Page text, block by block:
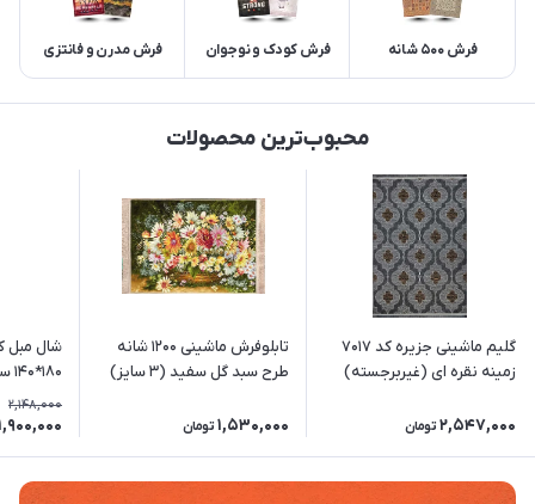
فرش 500 شانه فرش کودک و نوجوان فرش مدرن و فانتزی
محبوب‌ترین محصولات
گلیم ماشینی جزیره کد 7017
زمینه نقره ای (غیربرجسته)
2,547,000 تومان
تابلوفرش ماشینی 1200 شانه
طرح سبد گل سفید (3 سایز)
1,530,000 تومان
شال مبل
طوسی-
2,148,000